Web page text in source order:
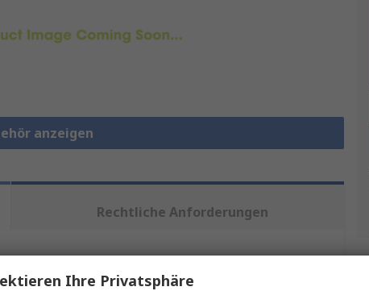
anzeigen
Rechtliche Anforderungen
oder mehrere Eigenschaften auswählen.
Ihre Privatsphäre